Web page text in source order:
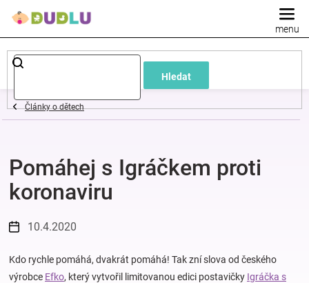
Hledat
Dětské
a
oblečení
Pokojíček
a
kojenecká
Články o dětech
Pomáhej s Igráčkem proti
koronaviru
10.4.2020
Kdo rychle pomáhá, dvakrát pomáhá! Tak zní slova od českého
výrobce Efko, který vytvořil limitovanou edici postavičky Igráčka s